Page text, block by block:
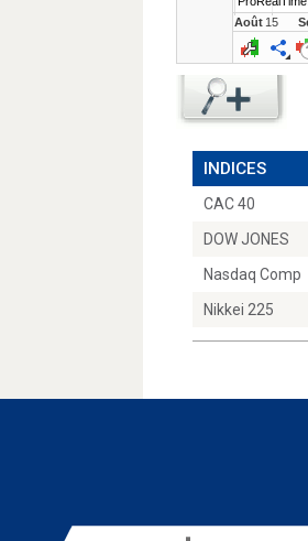
INDICES
CAC 40
DOW JONES
Nasdaq Comp
Nikkei 225